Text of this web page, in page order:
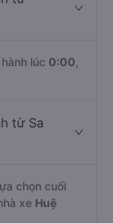
lúc 0:00
từ Sa
chọn cuối
xe Huệ